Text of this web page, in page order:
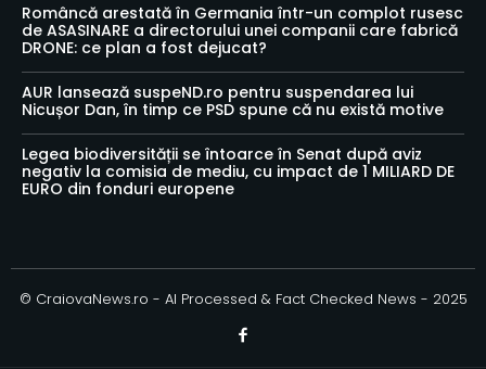
Româncă arestată în Germania într-un complot rusesc
de ASASINARE a directorului unei companii care fabrică
DRONE: ce plan a fost dejucat?
AUR lansează suspeND.ro pentru suspendarea lui
Nicușor Dan, în timp ce PSD spune că nu există motive
Legea biodiversității se întoarce în Senat după aviz
negativ la comisia de mediu, cu impact de 1 MILIARD DE
EURO din fonduri europene
© CraiovaNews.ro - AI Processed & Fact Checked News - 2025